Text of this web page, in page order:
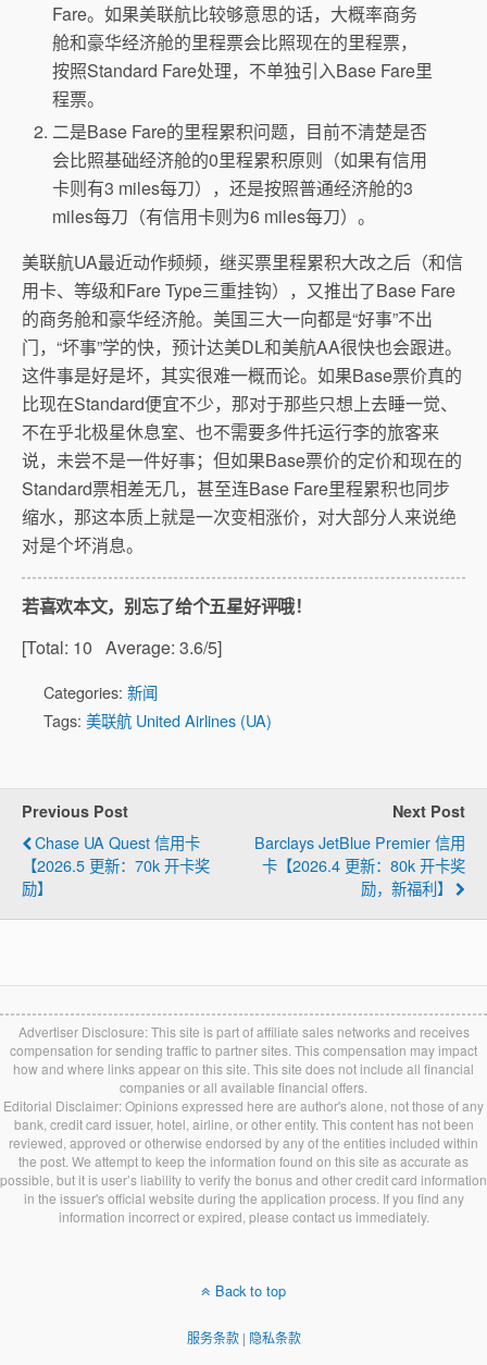
Fare。如果美联航比较够意思的话，大概率商务
舱和豪华经济舱的里程票会比照现在的里程票，
按照Standard Fare处理，不单独引入Base Fare里
程票。
二是Base Fare的里程累积问题，目前不清楚是否
会比照基础经济舱的0里程累积原则（如果有信用
卡则有3 miles每刀），还是按照普通经济舱的3
miles每刀（有信用卡则为6 miles每刀）。
美联航UA最近动作频频，继买票里程累积大改之后（和信
用卡、等级和Fare Type三重挂钩），又推出了Base Fare
的商务舱和豪华经济舱。美国三大一向都是“好事”不出
门，“坏事”学的快，预计达美DL和美航AA很快也会跟进。
这件事是好是坏，其实很难一概而论。如果Base票价真的
比现在Standard便宜不少，那对于那些只想上去睡一觉、
不在乎北极星休息室、也不需要多件托运行李的旅客来
说，未尝不是一件好事；但如果Base票价的定价和现在的
Standard票相差无几，甚至连Base Fare里程累积也同步
缩水，那这本质上就是一次变相涨价，对大部分人来说绝
对是个坏消息。
若喜欢本文，别忘了给个五星好评哦！
[Total: 10 Average: 3.6/5]
Categories: 新闻
Tags: 美联航 United Airlines (UA)
Previous Post
Chase UA Quest 信用卡
【2026.5 更新：70k 开卡奖
励】
Next Post
Barclays JetBlue Premier 信用
卡【2026.4 更新：80k 开卡奖
励，新福利】
Advertiser Disclosure: This site is part of affiliate sales networks and receives
compensation for sending traffic to partner sites. This compensation may impact
how and where links appear on this site. This site does not include all financial
companies or all available financial offers.
Editorial Disclaimer: Opinions expressed here are author's alone, not those of any
bank, credit card issuer, hotel, airline, or other entity. This content has not been
reviewed, approved or otherwise endorsed by any of the entities included within
the post. We attempt to keep the information found on this site as accurate as
possible, but it is user’s liability to verify the bonus and other credit card information
in the issuer's official website during the application process. If you find any
information incorrect or expired, please contact us immediately.
Back to top
服务条款| 隐私条款